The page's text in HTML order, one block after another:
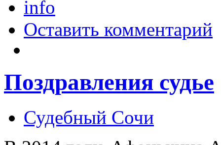
info
Оставить комментарий
Поздравления судье
Судебный Сочи